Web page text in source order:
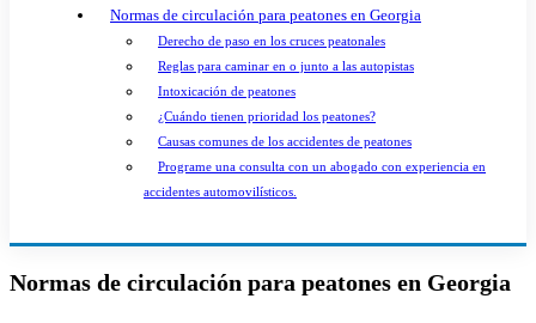
Normas de circulación para peatones en Georgia
Derecho de paso en los cruces peatonales
Reglas para caminar en o junto a las autopistas
Intoxicación de peatones
¿Cuándo tienen prioridad los peatones?
Causas comunes de los accidentes de peatones
Programe una consulta con un abogado con experiencia en
accidentes automovilísticos.
Normas de circulación para peatones en Georgia